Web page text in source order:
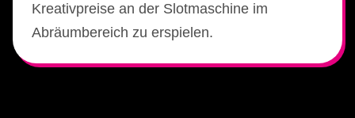
Kreativpreise an der Slotmaschine im
Abräumbereich zu erspielen.